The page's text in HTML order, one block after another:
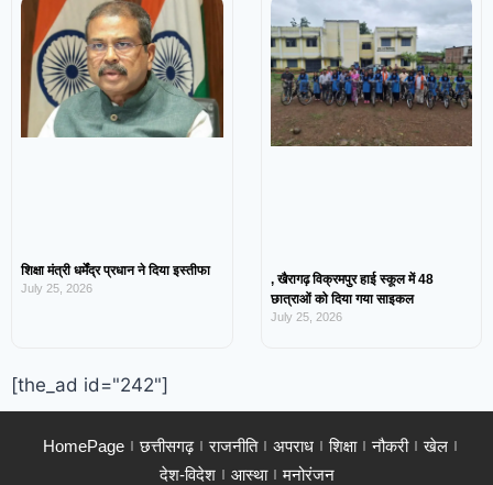
शिक्षा मंत्री धर्मेंद्र प्रधान ने दिया इस्तीफा
July 25, 2026
, खैरागढ़ विक्रमपुर हाई स्कूल में 48
छात्राओं को दिया गया साइकल
July 25, 2026
[the_ad id="242"]
HomePage छत्तीसगढ़ राजनीति अपराध शिक्षा नौकरी
खेल
देश-विदेश
आस्था मनोरंजन